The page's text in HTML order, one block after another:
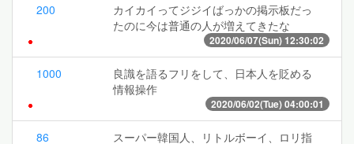
200
カイカイってジジイばっかの掲示板だっ
たのに今は普通の人が増えてきたな
2020/06/07(Sun) 12:30:02
1000
良識を語るフリをして、日本人を貶める
情報操作
2020/06/02(Tue) 04:00:01
86 スーパー韓国人、リトルボーイ、ロリ指